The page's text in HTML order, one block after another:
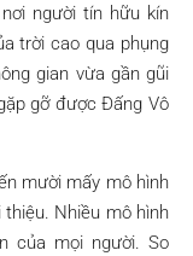
người tín hữu kín
trời cao qua phụng
gian vừa gần gũi
gỡ được Đấng Vô
mười mấy mô hình
Nhiều mô hình
của mọi người. So